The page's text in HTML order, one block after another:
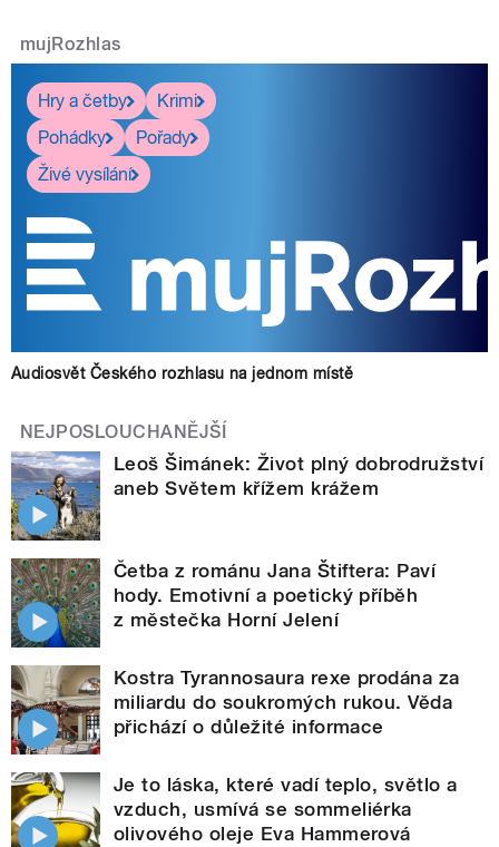
pause
mujRozhlas
Hry a četby
Krimi
Pohádky
Pořady
Živé vysílání
Audiosvět Českého rozhlasu na jednom místě
NEJPOSLOUCHANĚJŠÍ
Leoš Šimánek: Život plný dobrodružství
aneb Světem křížem krážem
Četba z románu Jana Štiftera: Paví
hody. Emotivní a poetický příběh
z městečka Horní Jelení
Kostra Tyrannosaura rexe prodána za
miliardu do soukromých rukou. Věda
přichází o důležité informace
Je to láska, které vadí teplo, světlo a
vzduch, usmívá se sommeliérka
olivového oleje Eva Hammerová